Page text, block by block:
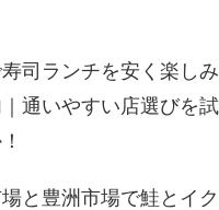
司ランチを安く楽し
通いやすい店選びを
と豊洲市場で鮭とイ